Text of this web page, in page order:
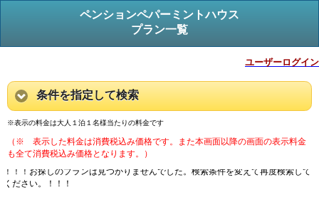
ペンションペパーミントハウス
プラン一覧
ユーザーログイン
条件を指定して検索
※表示の料金は大人１泊１名様当たりの料金です
（※ 表示した料金は消費税込み価格です。また本画面以降の画面の表示料金
も全て消費税込み価格となります。）
！！！お探しのプランは見つかりませんでした。検索条件を変えて再度検索して
ください。！！！